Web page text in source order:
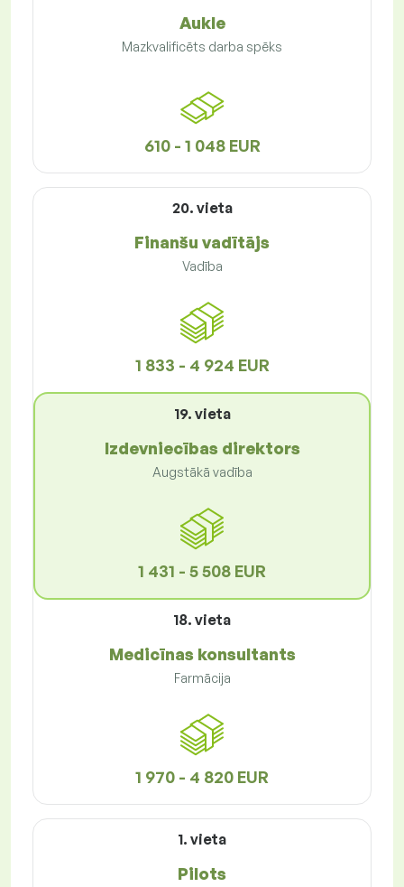
Aukle
Mazkvalificēts darba spēks
610 - 1 048 EUR
20. vieta
Finanšu vadītājs
Vadība
1 833 - 4 924 EUR
19. vieta
Izdevniecības direktors
Augstākā vadība
1 431 - 5 508 EUR
18. vieta
Medicīnas konsultants
Farmācija
1 970 - 4 820 EUR
1. vieta
Pilots